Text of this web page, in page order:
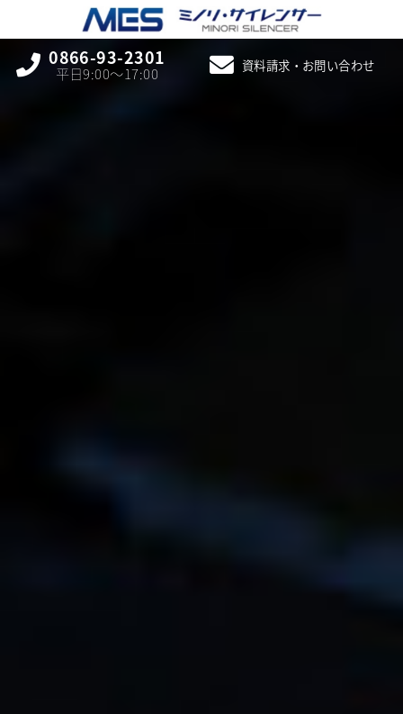
0866-93-2301
平日9:00〜17:00 資料請求・お問い合わせ